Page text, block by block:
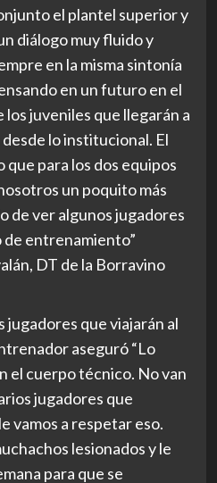
el plantel superior y
diálogo muy fluido y
en la misma sintonía
en un futuro en el
juveniles que llegarán a
lo institucional. El
para los dos equipos
un poquito más
de ver algunos jugadores
de entrenamiento”
DT de la Borravino
jugadores que viajarán al
aseguró “Lo
el cuerpo técnico. No van
jugadores que
vamos a respetar eso.
lesionados y le
para que se